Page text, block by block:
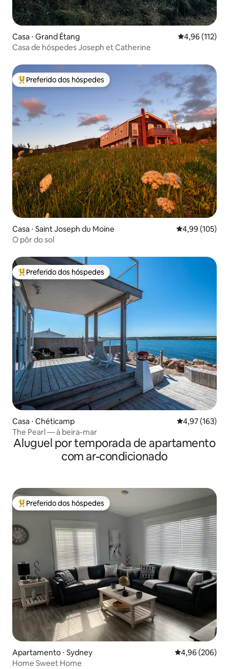
Casa ⋅ Grand Étang 4,96 de uma
4,96 (112)
Casa de hóspedes Joseph et Catherine
Entre os melhores preferidos dos hóspedes
Preferido dos hóspedes
Casa ⋅ Saint Joseph du Moine 4,99 de uma
4,99 (105)
O pôr do sol
Entre os melhores preferidos dos hóspedes
Preferido dos hóspedes
Casa ⋅ Chéticamp 4,97 de uma
4,97 (163)
The Pearl — à beira-mar
Aluguel por temporada de apartamento
com ar-condicionado
Entre os melhores preferidos dos hóspedes
Preferido dos hóspedes
Apartamento ⋅ Sydney 4,96 de uma
4,96 (206)
Home Sweet Home